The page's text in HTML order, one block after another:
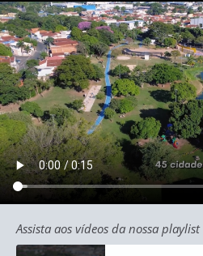
Assista aos vídeos da nossa playlist